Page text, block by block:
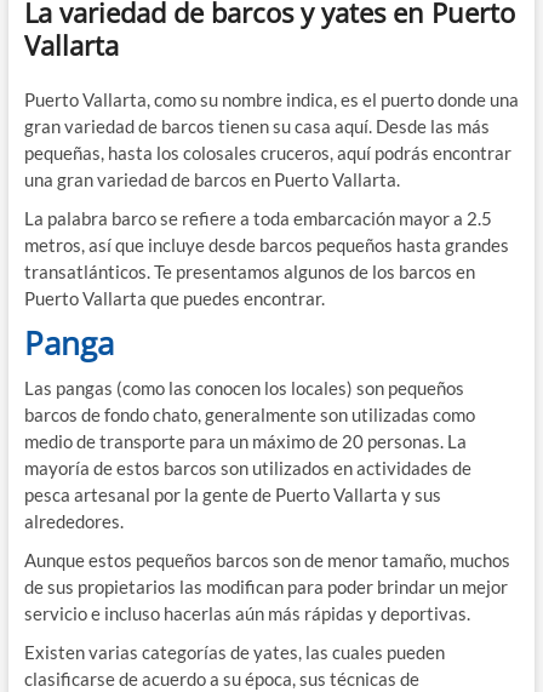
La variedad de barcos y yates en Puerto
Vallarta
Puerto Vallarta, como su nombre indica, es el puerto donde una
gran variedad de barcos tienen su casa aquí. Desde las más
pequeñas, hasta los colosales cruceros, aquí podrás encontrar
una gran variedad de barcos en Puerto Vallarta.
La palabra barco se refiere a toda embarcación mayor a 2.5
metros, así que incluye desde barcos pequeños hasta grandes
transatlánticos. Te presentamos algunos de los barcos en
Puerto Vallarta que puedes encontrar.
Panga
Las pangas (como las conocen los locales) son pequeños
barcos de fondo chato, generalmente son utilizadas como
medio de transporte para un máximo de 20 personas. La
mayoría de estos barcos son utilizados en actividades de
pesca artesanal por la gente de Puerto Vallarta y sus
alrededores.
Aunque estos pequeños barcos son de menor tamaño, muchos
de sus propietarios las modifican para poder brindar un mejor
servicio e incluso hacerlas aún más rápidas y deportivas.
Existen varias categorías de yates, las cuales pueden
clasificarse de acuerdo a su época, sus técnicas de